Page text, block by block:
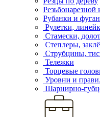
Резьбонарезной
Рубанки и
Рулетки,
Стамески,
Степлеры,
Струбцины,
Тележки
Торцевые
Уровни и
Шарнирно-